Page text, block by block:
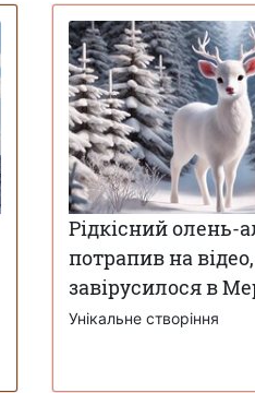
Рідкісний олень-
потрапив на
завірусилося в
Унікальне створіння